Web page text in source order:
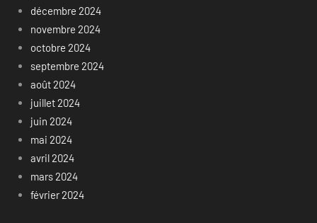
décembre 2024
novembre 2024
octobre 2024
septembre 2024
août 2024
juillet 2024
juin 2024
mai 2024
avril 2024
mars 2024
février 2024